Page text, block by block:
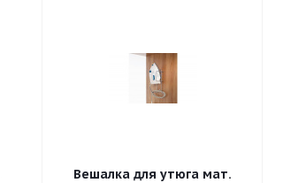
Вешалка для утюга мат.